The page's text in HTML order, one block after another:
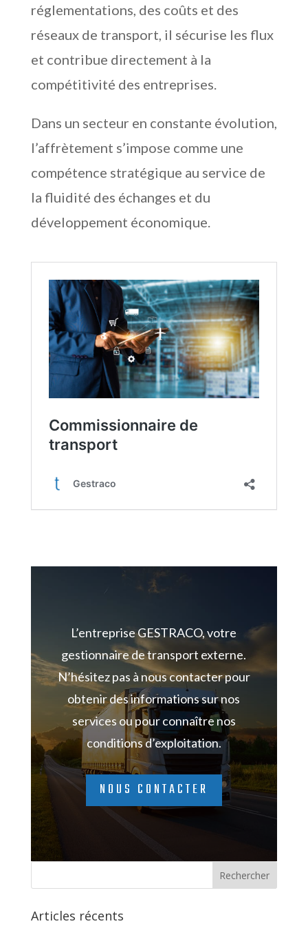
réglementations, des coûts et des
réseaux de transport, il sécurise les flux
et contribue directement à la
compétitivité des entreprises.
Dans un secteur en constante évolution,
l’affrètement s’impose comme une
compétence stratégique au service de
la fluidité des échanges et du
développement économique.
L’entreprise GESTRACO, votre
gestionnaire de transport externe.
N’hésitez pas à nouscontacter pour
obtenir des informations sur nos
services ou pour connaître nos
conditions d’exploitation.
NOUS CONTACTER
Articles récents